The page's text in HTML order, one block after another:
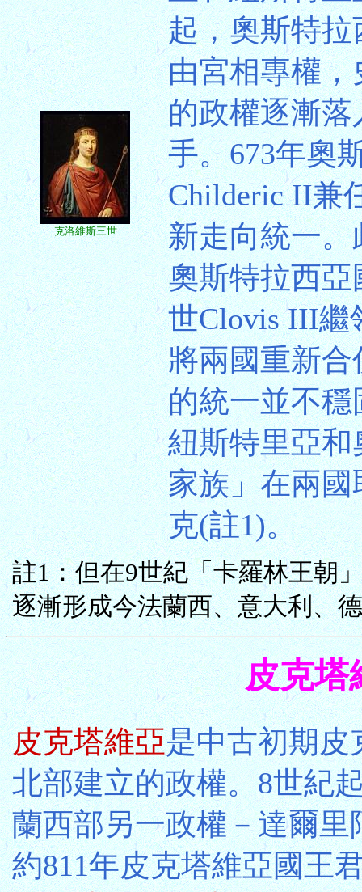
克洛維斯三世
起，奧斯特
由宮相專權
的政權逐漸落
手。673年奧
Childeric II兼
新走向統一
奧斯特拉西亞
世Clovis III繼
將兩國重新合
的統一並不穩
紐斯特里亞
家族」在兩
克(註1)。
註1：但在9世紀「卡羅林王朝
逐漸形成今法蘭西、意大利、
皮克塔
皮克塔維亞是中古初期皮
北部建立的政權。8世紀
蘭西部另一政權－達爾里
約811年皮克塔維亞國王